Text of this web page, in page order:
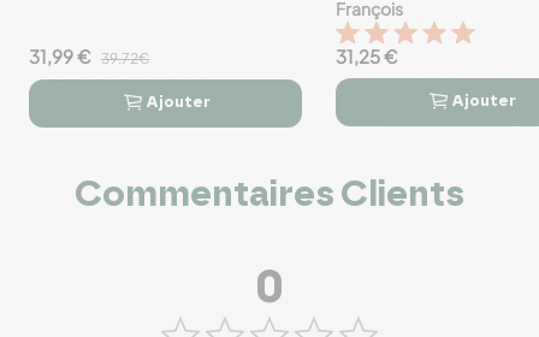
31,99 € 39.72€
 
Ajouter
François
31,25 €
 
Ajouter
Commentaires Clients
0